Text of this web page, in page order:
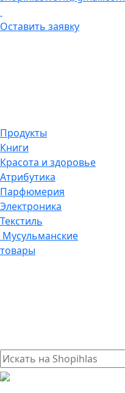
Оставить заявку
Продукты
Книги
Красота и здоровье
Атрибутика
Парфюмерия
Электроника
Текстиль
Мусульманские
товары